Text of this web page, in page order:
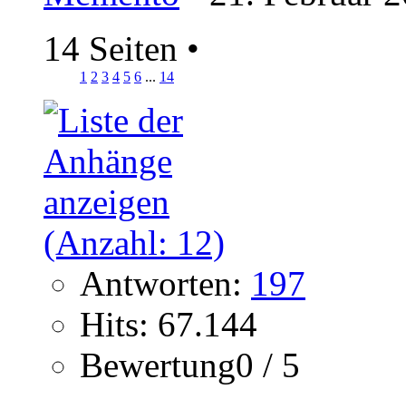
14 Seiten •
1 2 3 4 5 6 ... 14
Antworten: 197
Hits: 67.144
Bewertung0 / 5